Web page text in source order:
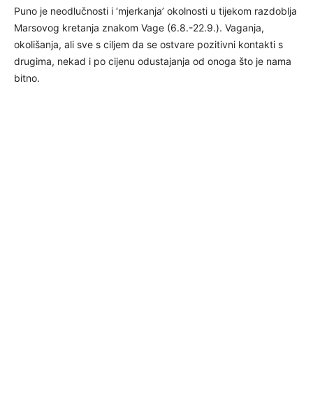
Puno je neodlučnosti i ‘mjerkanja’ okolnosti u tijekom razdoblja
Marsovog kretanja znakom Vage (6.8.-22.9.). Vaganja,
okolišanja, ali sve s ciljem da se ostvare pozitivni kontakti s
drugima, nekad i po cijenu odustajanja od onoga što je nama
bitno.